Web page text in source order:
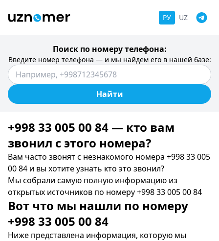
РУ UZ
Поиск по номеру телефона:
Введите номер телефона — и мы найдем его в нашей базе:
Найти
+998 33 005 00 84 — кто вам
звонил c этого номера?
Вам часто звонят с незнакомого номера +998 33 005
00 84 и вы хотите узнать кто это звонил?
Мы собрали самую полную информацию из
открытых источников по номеру +998 33 005 00 84
Вот что мы нашли по номеру
+998 33 005 00 84
Ниже представлена информация, которую мы